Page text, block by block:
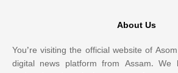
About Us
You’re visiting the official website of
digital news platform from Assam. We